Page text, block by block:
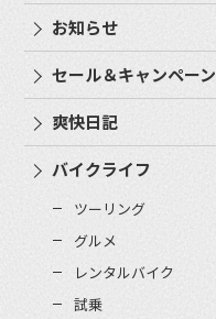
お知らせ
セール＆キャンペーン
爽快日記
バイクライフ
ツーリング
グルメ
レンタルバイク
試乗